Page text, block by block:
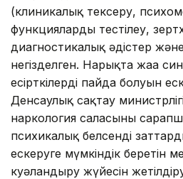
(клиникалық тексеру,
функцияларды тестілеу,
диагностикалық әдістер
негізделген. Нарықта жаңа
есірткілердің пайда болуын
Денсаулық сақтау
наркология саласының
психикалық белсенді
ескеруге мүмкіндік беретін
куәландыру жүйесін